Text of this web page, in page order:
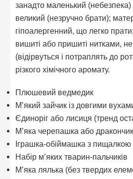
занадто маленький (небезпека)
великий (незручно брати);
гіпоалергенний, що легко
вишиті або пришиті нитками, не
(відірвуться і потраплять до
різкого хімічного аромату.
Плюшевий ведмедик
М’який зайчик із довгими
Єдиноріг або лисиця (тренд
М’яка черепашка або дракончик
Іграшка-обіймашка з пищалкою
Набір м’яких тварин-пальчиків
М’яка лялька (без твердих